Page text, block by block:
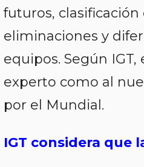
futuros,
eliminaciones y
equipos. Según
experto como al
por el Mundial.
IGT considera que